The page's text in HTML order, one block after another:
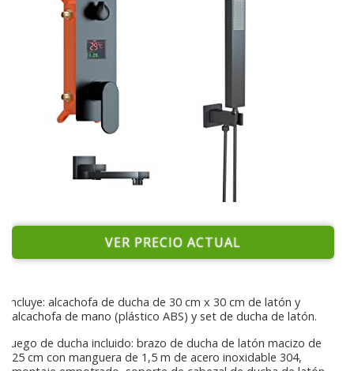
VER PRECIO ACTUAL
Incluye: alcachofa de ducha de 30 cm x 30 cm de latón y
alcachofa de mano (plástico ABS) y set de ducha de latón.
Juego de ducha incluido: brazo de ducha de latón macizo de
25 cm con manguera de 1,5 m de acero inoxidable 304,